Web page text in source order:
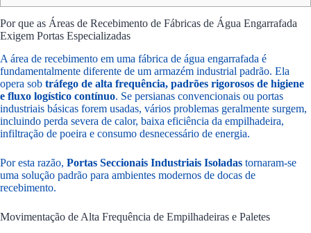
Por que as Áreas de Recebimento de Fábricas de Água Engarrafada
Exigem Portas Especializadas
A área de recebimento em uma fábrica de água engarrafada é
fundamentalmente diferente de um armazém industrial padrão. Ela
opera sob tráfego de alta frequência, padrões rigorosos de higiene
e fluxo logístico contínuo. Se persianas convencionais ou portas
industriais básicas forem usadas, vários problemas geralmente surgem,
incluindo perda severa de calor, baixa eficiência da empilhadeira,
infiltração de poeira e consumo desnecessário de energia.
Por esta razão, Portas Seccionais Industriais Isoladas tornaram-se
uma solução padrão para ambientes modernos de docas de
recebimento.
Movimentação de Alta Frequência de Empilhadeiras e Paletes